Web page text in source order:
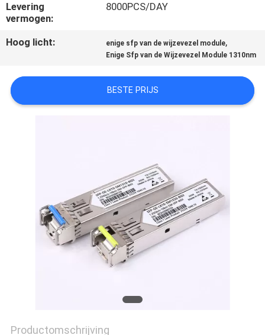
Levering
vermogen:
8000PCS/DAY
Hoog licht: enige sfp van de wijzevezel module,
Enige Sfp van de Wijzevezel Module 1310nm
BESTE PRIJS
Productomschrijving